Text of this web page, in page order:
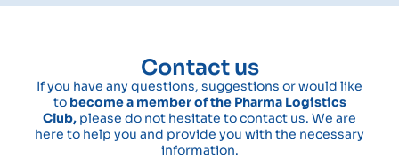
Contact us
If you have any questions, suggestions or would like
to become a member of the Pharma Logistics
Club, please do not hesitate to contact us. We are
here to help you and provide you with the necessary
information.